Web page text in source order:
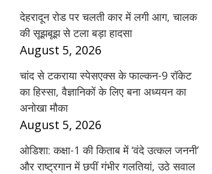
देहरादून रोड पर चलती कार में लगी आग, चालक
की सूझबूझ से टला बड़ा हादसा
August 5, 2026
चांद से टकराया स्पेसएक्स के फाल्कन-9 रॉकेट
का हिस्सा, वैज्ञानिकों के लिए बना अध्ययन का
अनोखा मौका
August 5, 2026
ओडिशा: कक्षा-1 की किताब में ‘वंदे उत्कल जननी’
और राष्ट्रगान में छपीं गंभीर गलतियां, उठे सवाल